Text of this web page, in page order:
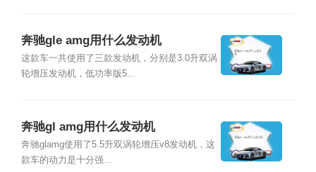
奔驰gle amg用什么发动机
这款车一共使用了三款发动机，分别是3.0升双涡
轮增压发动机，低功率版5...
奔驰gl amg用什么发动机
奔驰glamg使用了5.5升双涡轮增压v8发动机，这
款车的动力是十分强...